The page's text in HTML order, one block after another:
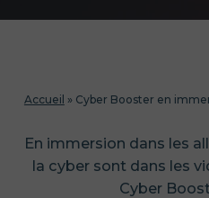
Accueil » Cyber Booster en
En immersion dans les
la cyber sont dans les
Cyber